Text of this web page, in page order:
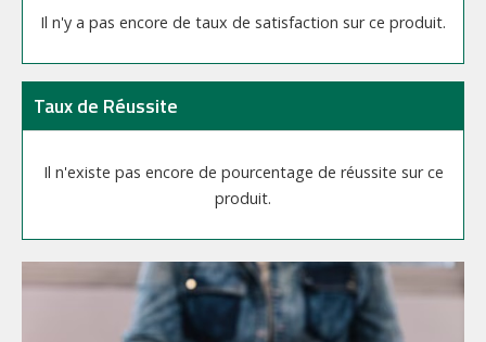
Il n'y a pas encore de taux de satisfaction sur ce produit.
Taux de Réussite
Il n'existe pas encore de pourcentage de réussite sur ce
produit.